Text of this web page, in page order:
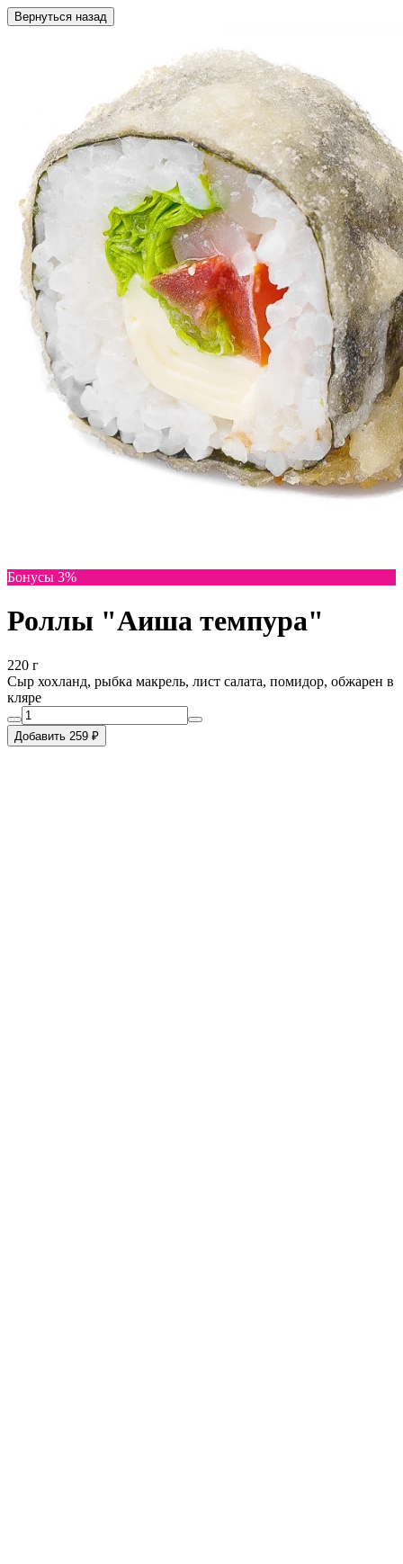
Вернуться назад
Бонусы 3%
Роллы "Аиша темпура"
220 г
Сыр хохланд, рыбка макрель, лист салата, помидор, обжарен в
кляре
Добавить 259 ₽